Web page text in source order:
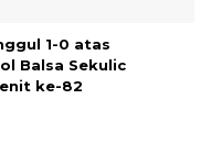
1-0 atas
Balsa Sekulic
ke-82